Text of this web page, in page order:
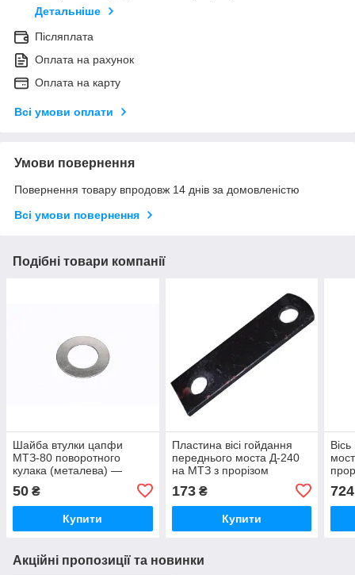
Детальніше
Післяплата
Оплата на рахунок
Оплата на карту
Всі умови оплати
Умови повернення
Повернення товару впродовж 14 днів за домовленістю
Всі умови повернення
Подібні товари компанії
Шайба втулки цапфи
МТЗ-80 поворотного
кулака (металева) —
моста, 80-3001032
50 ₴
Купити
Пластина вісі гойдання
переднього моста Д-240
на МТЗ з прорізом
(оригінал, ВЗТЧ, Білорусь)
173₴
Купити
724
Акційні пропозиції та новинки